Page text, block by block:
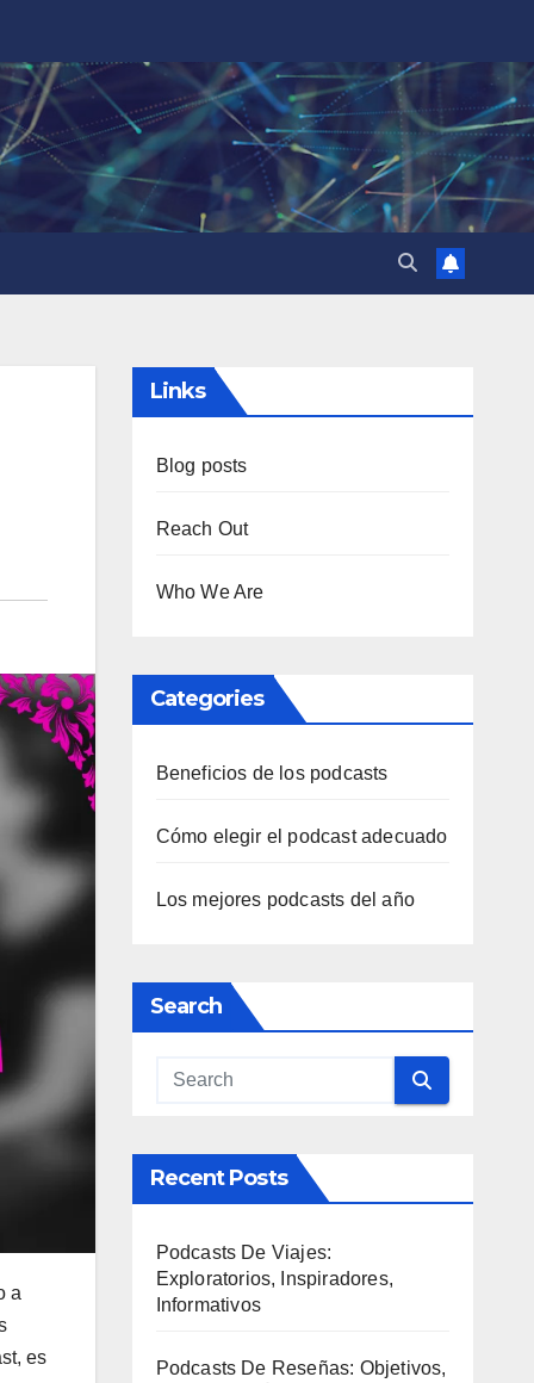
a
es
Links
Blog posts
Reach Out
Who We Are
Categories
Beneficios de los podcasts
Cómo elegir el podcast adecuado
Los mejores podcasts del año
Search
Recent Posts
Podcasts De Viajes:
Exploratorios, Inspiradores,
Informativos
Podcasts De Reseñas: Objetivos,